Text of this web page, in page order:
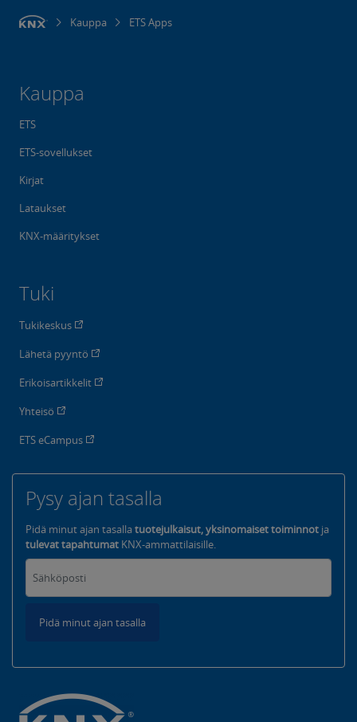
Kauppa ETS Apps
Kauppa
ETS
ETS-sovellukset
Kirjat
Lataukset
KNX-määritykset
Tuki
Tukikeskus
Lähetä pyyntö
Erikoisartikkelit
Yhteisö
ETS eCampus
Pysy ajan tasalla
Pidä minut ajan tasalla tuotejulkaisut, yksinomaiset toiminnot ja
tulevat tapahtumat KNX-ammattilaisille.
Pidä minut ajan tasalla